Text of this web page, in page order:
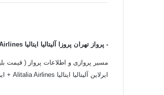
- پرواز تهران پروزا آلیتالیا ایتالیا Alitalia Airlines +
مسیر پروازی و اطلاعات پرواز ( قیمت
ایرلاین آلیتالیا ایتالیا Alitalia Airlines + ایرلاین نیکی اتریش Niki Airlines به شرح زیر است: